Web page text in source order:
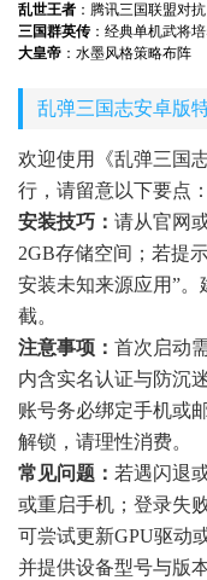
乱世王者 ：腾讯三国联盟对抗
三国群英传 ：经典单机武将
大皇帝 ：水墨风格策略布阵
乱弹三国志安卓版
欢迎使用《乱弹三国
行，请留意以下要点：
安装技巧： 请从官网
2GB存储空间；若提
安装未知来源应用”
截。
注意事项： 首次启动
内含实名认证与防沉
账号务必绑定手机或
解锁，请理性消费。
常见问题： 若遇闪退
或重启手机；登录失
可尝试更新GPU驱动
并提供设备型号与版本